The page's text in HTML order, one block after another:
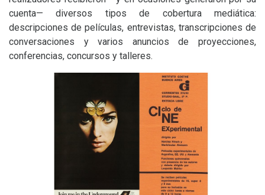
cuenta— diversos tipos de cobertura mediática:
descripciones de películas, entrevistas, transcripciones de
conversaciones y varios anuncios de proyecciones,
conferencias, concursos y talleres.